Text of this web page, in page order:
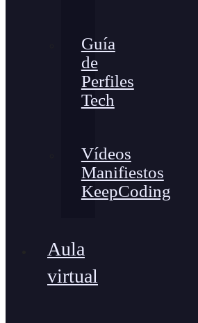
Guía
de
Perfiles
Tech
Vídeos
Manifiestos
KeepCoding
Aula
virtual